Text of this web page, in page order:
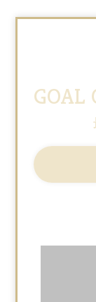
GOAL